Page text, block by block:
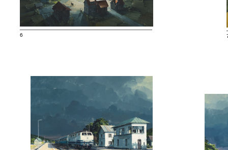
——————————————————————————
6